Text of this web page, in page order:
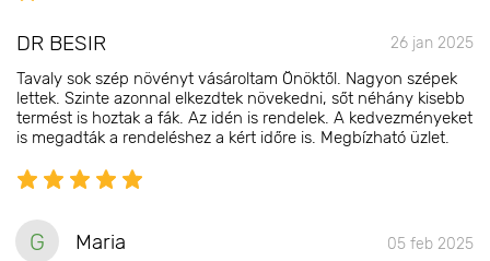
DR BESIR 26 jan 2025
Tavaly sok szép növényt vásároltam Önöktől. Nagyon szépek
lettek. Szinte azonnal elkezdtek növekedni, sőt néhány kisebb
termést is hoztak a fák. Az idén is rendelek. A kedvezményeket
is megadták a rendeléshez a kért időre is. Megbízható üzlet.
G Maria 05 feb 2025